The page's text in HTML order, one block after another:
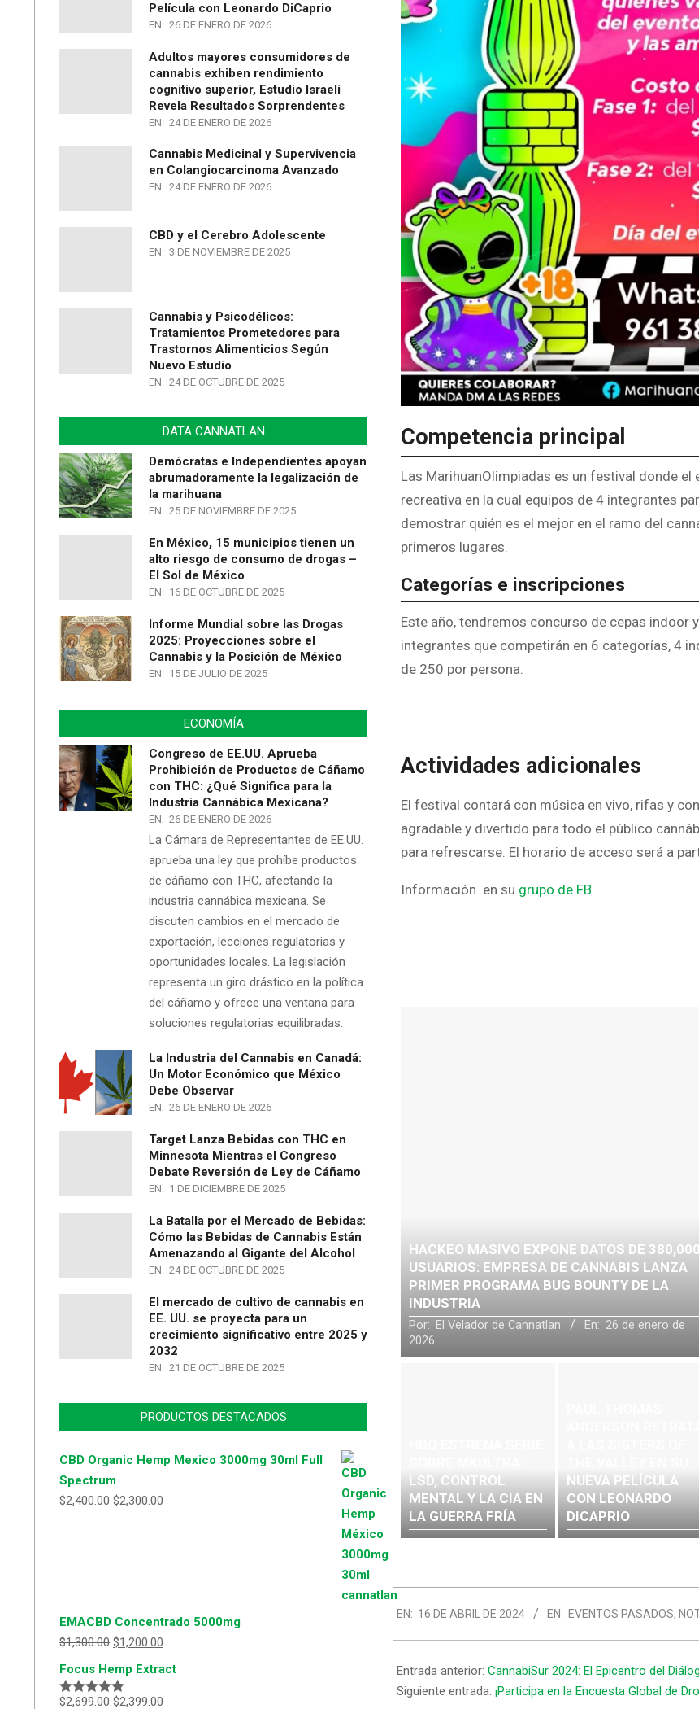
Competencia principal
Las MarihuanOlimpiadas es un festival donde
recreativa en la cual equipos de 4 integrantes
demostrar quién es el mejor en el ramo del
primeros lugares.
Categorías e inscripciones
Este año, tendremos concurso de cepas
integrantes que competirán en 6 categorías, 4
de 250 por persona.
Actividades adicionales
El festival contará con música en vivo, rifas y
agradable y divertido para todo el público
para refrescarse. El horario de acceso será a
Información en su grupo de FB
HACKEO MASIVO EXPONE DATOS DE 380,000
USUARIOS: EMPRESA DE CANNABIS LANZA
PRIMER PROGRAMA BUG BOUNTY DE LA
INDUSTRIA
Por: El Velador de Cannatlan En: 26 de enero de
2026
LSD, CONTROL
MENTAL Y LA CIA EN
LA GUERRA FRÍA
NUEVA PELÍCULA
CON LEONARDO
DICAPRIO
EN: 16 DE ABRIL DE 2024 EN: EVENTOS PASADOS,
Entrada anterior:CannabiSur 2024: El Epicentro del
Siguiente entrada:¡Participa en la Encuesta Global de
Película con Leonardo DiCaprio
EN: 26 DE ENERO DE 2026
Adultos mayores consumidores de
cannabis exhiben rendimiento
cognitivo superior, Estudio Israelí
Revela Resultados Sorprendentes
EN: 24 DE ENERO DE 2026
Cannabis Medicinal y Supervivencia
en Colangiocarcinoma Avanzado
EN: 24 DE ENERO DE 2026
CBD y el Cerebro Adolescente
EN: 3 DE NOVIEMBRE DE 2025
Cannabis y Psicodélicos:
Tratamientos Prometedores para
Trastornos Alimenticios Según
Nuevo Estudio
EN: 24 DE OCTUBRE DE 2025
DATA CANNATLAN
Demócratas e Independientes apoyan
abrumadoramente la legalización de
la marihuana
EN: 25 DE NOVIEMBRE DE 2025
En México, 15 municipios tienen un
alto riesgo de consumo de drogas –
El Sol de México
EN: 16 DE OCTUBRE DE 2025
Informe Mundial sobre las Drogas
2025: Proyecciones sobre el
Cannabis y la Posición de México
EN: 15 DE JULIO DE 2025
ECONOMÍA
Congreso de EE.UU. Aprueba
Prohibición de Productos de Cáñamo
con THC: ¿Qué Significa para la
Industria Cannábica Mexicana?
EN: 26 DE ENERO DE 2026
La Cámara de Representantes de EE.UU.
aprueba una ley que prohíbe productos
de cáñamo con THC, afectando la
industria cannábica mexicana. Se
discuten cambios en el mercado de
exportación, lecciones regulatorias y
oportunidades locales. La legislación
representa un giro drástico en la política
del cáñamo y ofrece una ventana para
soluciones regulatorias equilibradas.
La Industria del Cannabis en Canadá:
Un Motor Económico que México
Debe Observar
EN: 26 DE ENERO DE 2026
Target Lanza Bebidas con THC en
Minnesota Mientras el Congreso
Debate Reversión de Ley de Cáñamo
EN: 1 DE DICIEMBRE DE 2025
La Batalla por el Mercado de Bebidas:
Cómo las Bebidas de Cannabis Están
Amenazando al Gigante del Alcohol
EN: 24 DE OCTUBRE DE 2025
El mercado de cultivo de cannabis en
EE. UU. se proyecta para un
crecimiento significativo entre 2025 y
2032
EN: 21 DE OCTUBRE DE 2025
PRODUCTOS DESTACADOS
CBD Organic Hemp Mexico 3000mg 30ml Full
Spectrum
$2,400.00 $2,300.00
EMACBD Concentrado 5000mg
$1,300.00 $1,200.00
Focus Hemp Extract
Valorado
$2,699.00 $2,399.00